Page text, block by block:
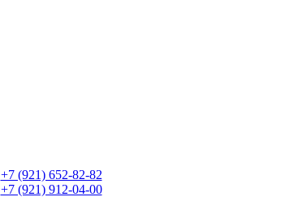
+7 (921) 652-82-82
+7 (921) 912-04-00